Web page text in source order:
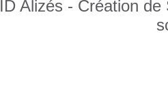
ID Alizés - Création